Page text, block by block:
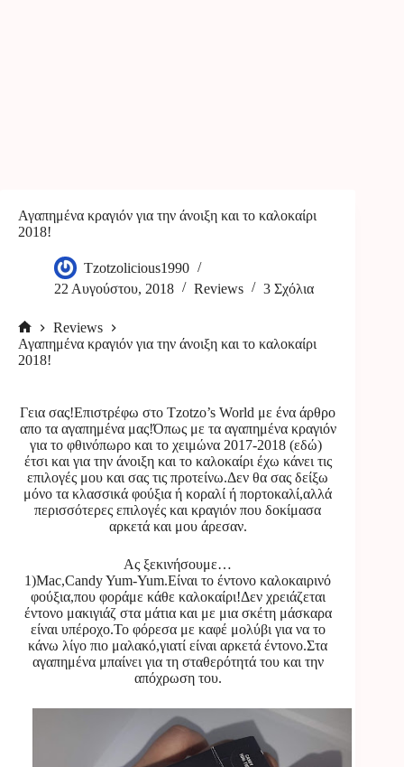
Αγαπημένα κραγιόν για την άνοιξη και το καλοκαίρι
2018!
Tzotzolicious1990
22 Αυγούστου, 2018
Reviews 3 Σχόλια
Αρχική
σελίδα
Reviews
Αγαπημένα κραγιόν για την άνοιξη και το καλοκαίρι
2018!
Γεια σας!Επιστρέφω στο Tzotzo’s World με ένα άρθρο
απο τα αγαπημένα μας!Όπως με τα αγαπημένα κραγιόν
για το φθινόπωρο και το χειμώνα 2017-2018 (εδώ)
έτσι και για την άνοιξη και το καλοκαίρι έχω κάνει τις
επιλογές μου και σας τις προτείνω.Δεν θα σας δείξω
μόνο τα κλασσικά φούξια ή κοραλί ή πορτοκαλί,αλλά
περισσότερες επιλογές και κραγιόν που δοκίμασα
αρκετά και μου άρεσαν.
Ας ξεκινήσουμε…
1)Mac,Candy Yum-Yum.Είναι το έντονο καλοκαιρινό
φούξια,που φοράμε κάθε καλοκαίρι!Δεν χρειάζεται
έντονο μακιγιάζ στα μάτια και με μια σκέτη μάσκαρα
είναι υπέροχο.Το φόρεσα με καφέ μολύβι για να το
κάνω λίγο πιο μαλακό,γιατί είναι αρκετά έντονο.Στα
αγαπημένα μπαίνει για τη σταθερότητά του και την
απόχρωση του.